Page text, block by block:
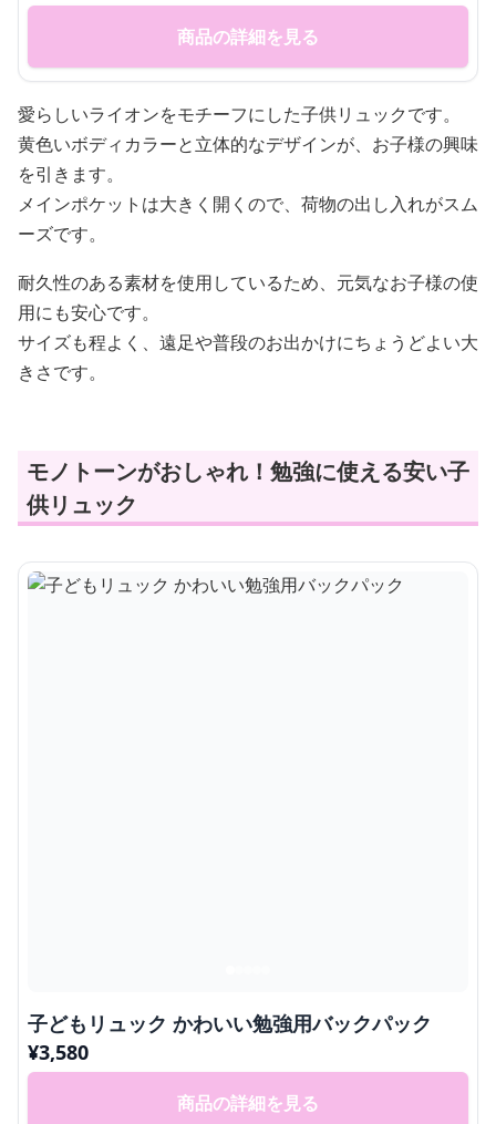
商品の詳細を見る
愛らしいライオンをモチーフにした子供リュックです。
黄色いボディカラーと立体的なデザインが、お子様の興味
を引きます。
メインポケットは大きく開くので、荷物の出し入れがスム
ーズです。
耐久性のある素材を使用しているため、元気なお子様の使
用にも安心です。
サイズも程よく、遠足や普段のお出かけにちょうどよい大
きさです。
モノトーンがおしゃれ！勉強に使える安い子
供リュック
子どもリュック かわいい勉強用バックパック
¥3,580
商品の詳細を見る